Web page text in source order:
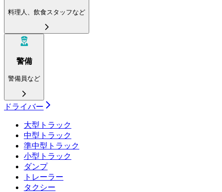
料理人、飲食スタッフなど
警備
警備員など
ドライバー
大型トラック
中型トラック
準中型トラック
小型トラック
ダンプ
トレーラー
タクシー